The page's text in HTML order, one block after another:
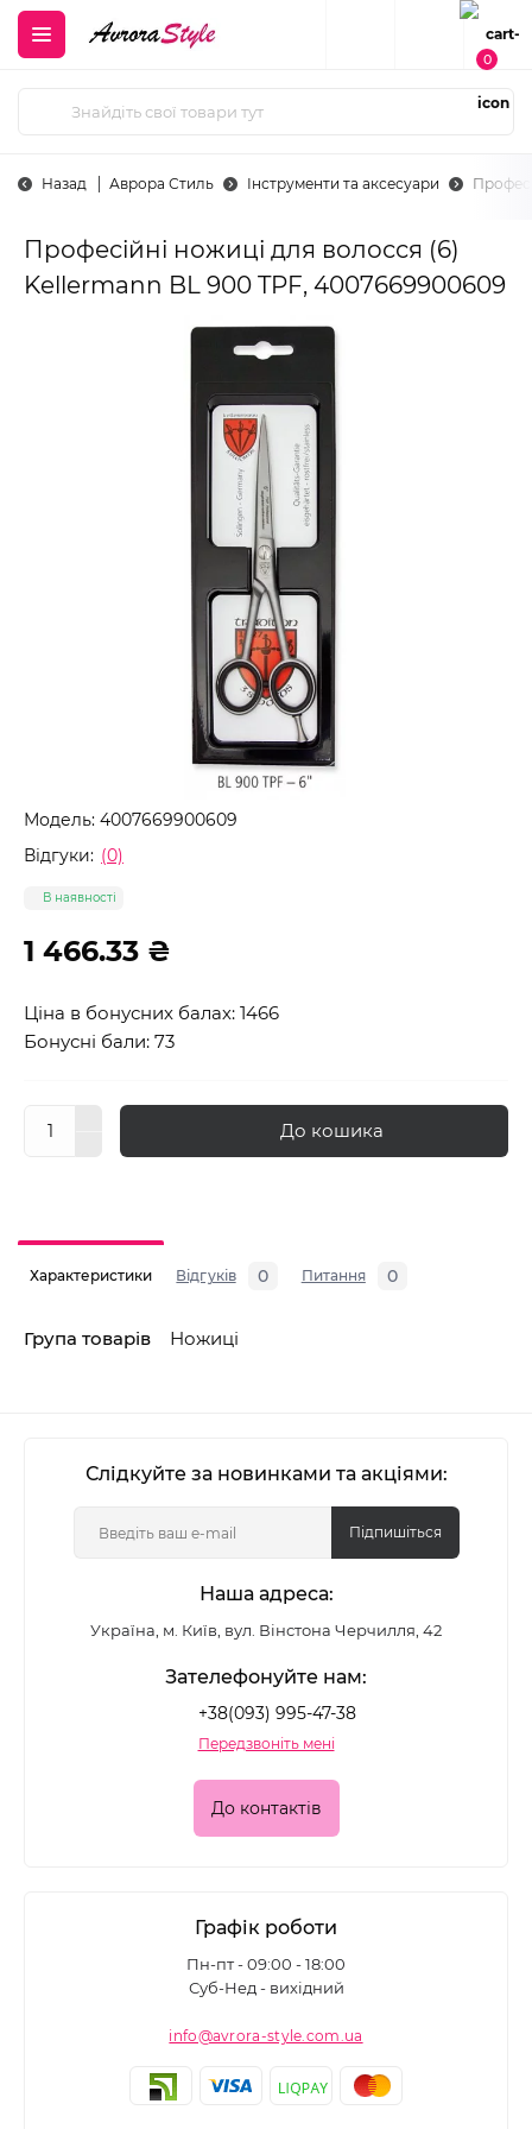
0
Назад Аврора Стиль Інструменти та аксесуари
Професійні ножиці для волосся (6)
Kellermann BL 900 TPF, 4007669900609
Модель: 4007669900609
Відгуки: (0)
В наявності
1 466.33 ₴
Ціна в бонусних балах: 1466
Бонусні бали: 73
До кошика
Характеристики Відгуків 0 Питання 0
Група товарів Ножиці
Слідкуйте за новинками та акціями:
Підпишіться
Наша адреса:
Україна, м. Київ, вул. Вінстона Черчилля, 42
Зателефонуйте нам:
+38(093) 995-47-38
Передзвоніть мені
До контактів
Графік роботи
Пн-пт - 09:00 - 18:00
Суб-Нед - вихідний
info@avrora-style.com.ua